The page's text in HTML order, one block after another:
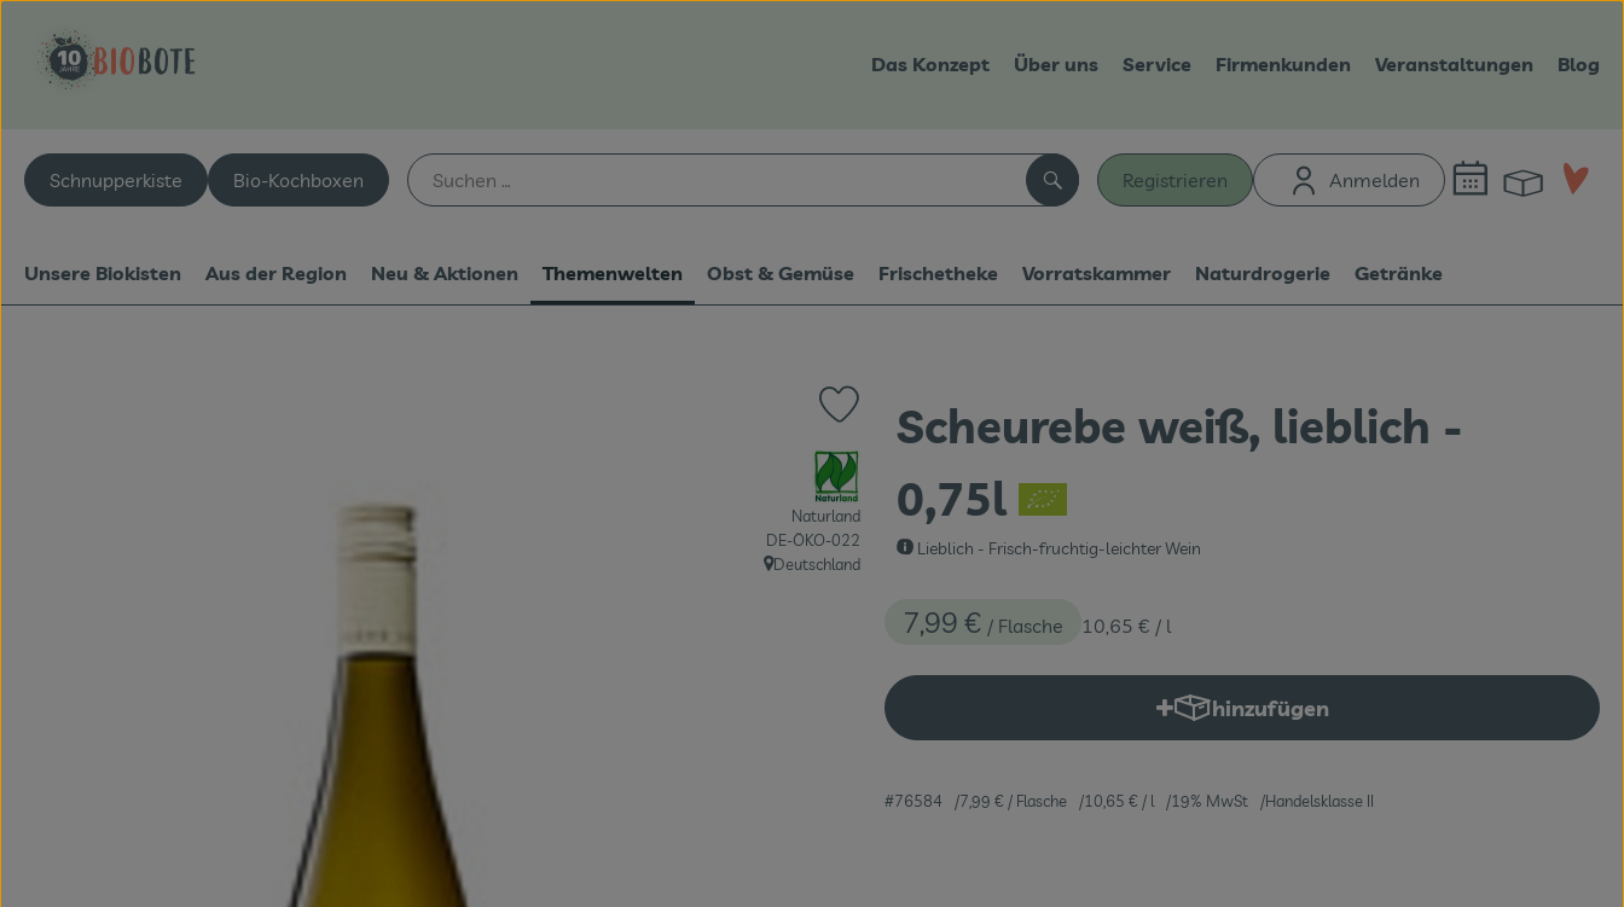
Das Konzept Über uns Service Firmenkunden Veranstaltungen Blog
Registrieren Anmelden
Suchen
Schnupperkiste Bio-Kochboxen
Unsere Biokisten Aus der Region Neu & Aktionen Themenwelten Obst & Gemüse Frischetheke Vorratskammer Naturdrogerie Getränke
Scheurebe weiß, lieblich -
0,75l
Lieblich - Frisch-fruchtig-leichter Wein
7,99 € / Flasche 10,65 € / l
Produkt zu Favouriten hinzufügen
, Verband:
Naturland
, Kontrollstelle:
DE-ÖKO-022
, Herkunft:
Deutschland
hinzufügen
Produkt zum Warenkorb hinzufügen
#76584 7,99 € / Flasche 10,65 € / l 19% MwSt Handelsklasse II